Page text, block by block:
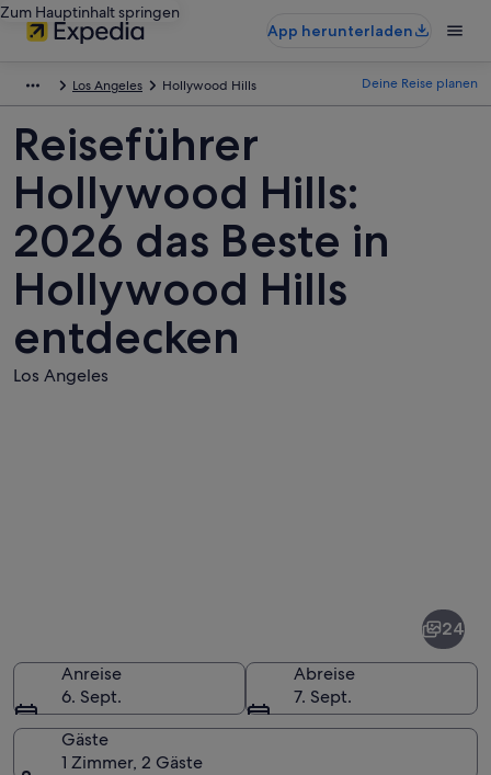
Zum Hauptinhalt springen
App herunterladen
Los Angeles Hollywood Hills Deine Reise planen
Reiseführer
Hollywood Hills:
2026 das Beste in
Hollywood Hills
entdecken
Los Angeles
24
Anreise
6. Sept.
Abreise
7. Sept.
Gäste
1 Zimmer, 2 Gäste